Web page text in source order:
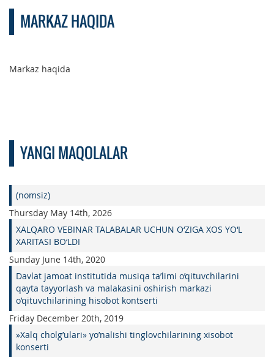
MARKAZ HAQIDA
Markaz haqida
YANGI MAQOLALAR
(nomsiz)
Thursday May 14th, 2026
XALQARO VEBINAR TALABALAR UCHUN O‘ZIGA XOS YO‘L
XARITASI BO‘LDI
Sunday June 14th, 2020
Davlat jamoat institutida musiqa ta’limi o’qituvchilarini
qayta tayyorlash va malakasini oshirish markazi
o’qituvchilarining hisobot kontserti
Friday December 20th, 2019
»Xalq cholg’ulari» yo’nalishi tinglovchilarining xisobot
konserti